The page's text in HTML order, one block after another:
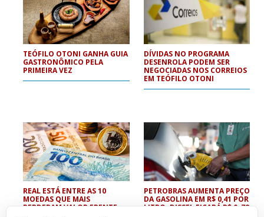
TEÓFILO OTONI GANHA GUIA
GASTRONÔMICO PELA
PRIMEIRA VEZ
DÍVIDAS NO PROGRAMA
DESENROLA PODEM SER
NEGOCIADAS NOS CORREIOS
EM TEÓFILO OTONI
REAL ESTÁ ENTRE AS 10
MOEDAS QUE MAIS
PERDERAM VALOR FRENTE
PETROBRAS AUMENTA PREÇO
DA GASOLINA EM R$ 0,41 POR
LITRO; DISSEL FICARÁ R$ 0, 78